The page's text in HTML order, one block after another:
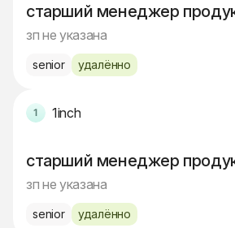
старший менеджер
зп не указана
senior удалённо
1inch
старший менеджер
зп не указана
senior удалённо